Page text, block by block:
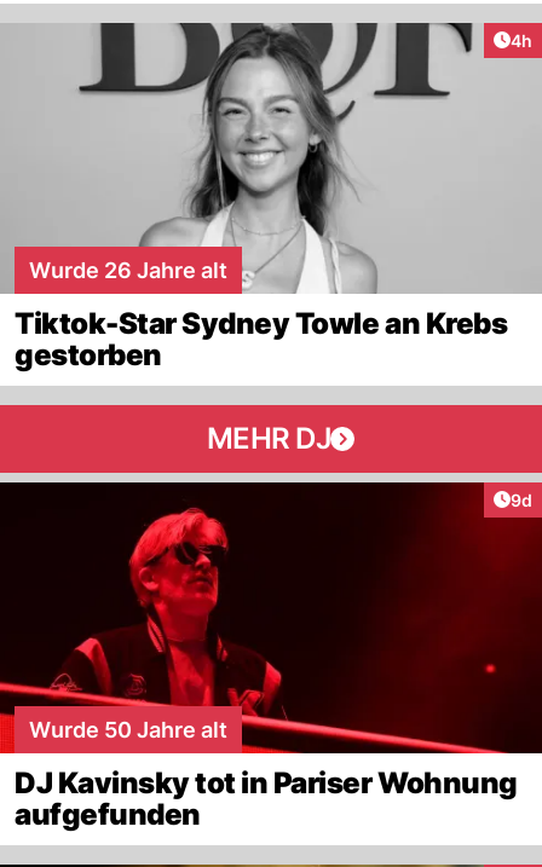
4h
Wurde 26 Jahre alt
Tiktok-Star Sydney Towle an Krebs
gestorben
MEHR DJ
9d
Wurde 50 Jahre alt
DJ Kavinsky tot in Pariser Wohnung
aufgefunden